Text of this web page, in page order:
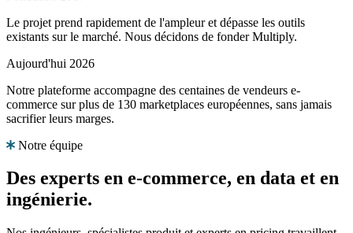
Le projet prend rapidement de l'ampleur et dépasse les outils
existants sur le marché. Nous décidons de fonder Multiply.
Aujourd'hui 2026
Notre plateforme accompagne des centaines de vendeurs e-
commerce sur plus de 130 marketplaces européennes, sans jamais
sacrifier leurs marges.
Notre équipe
Des experts en e-commerce, en data et en
ingénierie.